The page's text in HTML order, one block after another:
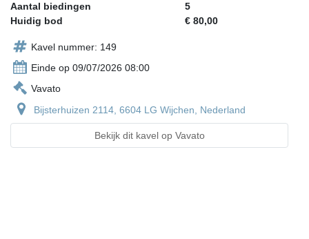
Aantal biedingen
5
Huidig bod
€ 80,00
Kavel nummer: 149
Einde op 09/07/2026 08:00
Vavato
Bijsterhuizen 2114, 6604 LG Wijchen, Nederland
Bekijk dit kavel op Vavato